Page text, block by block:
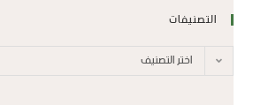
التصنيفات
اختر التصنيف